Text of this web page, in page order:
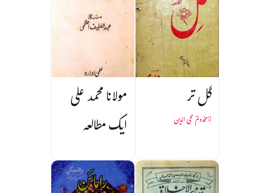
گل تر
مخدومؔ محی الدین
مولانا محمد علی
ایک مطالعہ